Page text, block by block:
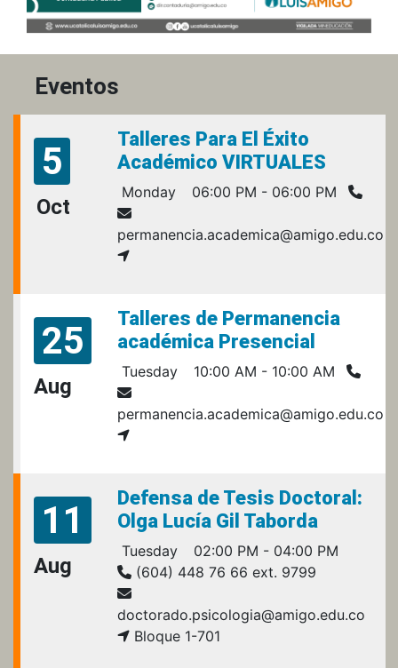
Eventos
5
Oct
Talleres Para El Éxito
Académico VIRTUALES
Monday 06:00 PM - 06:00 PM
permanencia.academica@amigo.edu.co
25
Aug
Talleres de Permanencia
académica Presencial
Tuesday 10:00 AM - 10:00 AM
permanencia.academica@amigo.edu.co
11
Aug
Defensa de Tesis Doctoral:
Olga Lucía Gil Taborda
Tuesday
02:00 PM - 04:00 PM
(604) 448 76 66 ext. 9799
doctorado.psicologia@amigo.edu.co
Bloque 1-701